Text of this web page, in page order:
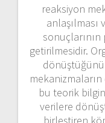
reaksiyon
getirilmesidir.
bu teorik
verilere
birleştiren